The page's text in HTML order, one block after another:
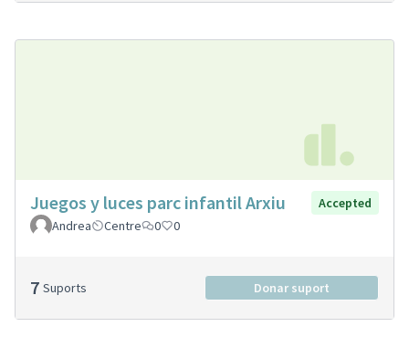
Juegos y luces parc infantil Arxiu
Accepted
Andrea
Centre 0 0
7 Suports Donar suport